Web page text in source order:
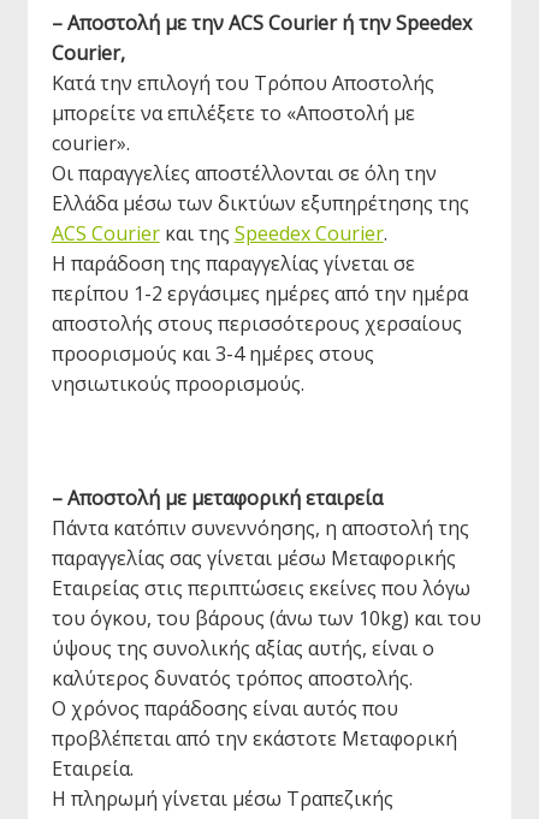
– Αποστολή με την ACS Courier ή την Speedex
Courier,
Κατά την επιλογή του Τρόπου Αποστολής
μπορείτε να επιλέξετε το «Αποστολή με
courier».
Οι παραγγελίες αποστέλλονται σε όλη την
Ελλάδα μέσω των δικτύων εξυπηρέτησης της
ACS Courierκαι της Speedex Courier.
Η παράδοση της παραγγελίας γίνεται σε
περίπου 1-2 εργάσιμες ημέρες από την ημέρα
αποστολής στους περισσότερους χερσαίους
προορισμούς και 3-4 ημέρες στους
νησιωτικούς προορισμούς.
– Αποστολή με μεταφορική εταιρεία
Πάντα κατόπιν συνεννόησης, η αποστολή της
παραγγελίας σας γίνεται μέσω Μεταφορικής
Εταιρείας στις περιπτώσεις εκείνες που λόγω
του όγκου, του βάρους (άνω των 10kg) και του
ύψους της συνολικής αξίας αυτής, είναι ο
καλύτερος δυνατός τρόπος αποστολής.
Ο χρόνος παράδοσης είναι αυτός που
προβλέπεται από την εκάστοτε Μεταφορική
Εταιρεία.
Η πληρωμή γίνεται μέσω Τραπεζικής